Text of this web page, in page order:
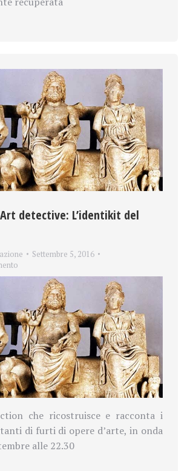
detective: L’identikit del
Settembre 5, 2016
che ricostruisce e racconta i
di furti di opere d’arte, in onda
alle 22.30